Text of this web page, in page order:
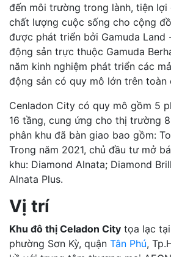
đến môi trường trong lành, tiện lợi
chất lượng cuộc sống cho cộng
được phát triển bởi Gamuda
động sản trực thuộc Gamuda
năm kinh nghiệm phát triển các
động sản có quy mô lớn trên toàn
Cenladon City có quy mô gồm 5
16 tầng, cung ứng cho thị trường
phân khu đã bàn giao bao gồm:
Trong năm 2021, chủ đầu tư mở
khu: Diamond Alnata; Diamond
Alnata Plus.
Vị trí
Khu đô thị Celadon City tọa lạc
phường Sơn Kỳ, quận Tân Phú,